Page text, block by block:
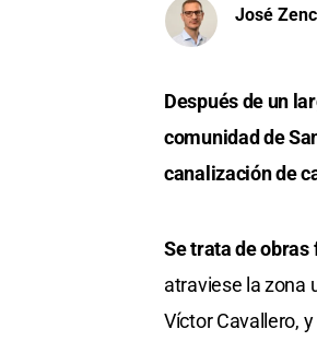
José
Después de un
comunidad de
canalización de
Se trata de
atraviese la zona
Víctor Cavallero,